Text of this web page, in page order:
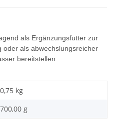
als Ergänzungsfutter zur
oder als abwechslungsreicher
bereitstellen.
0,75 kg
700,00 g